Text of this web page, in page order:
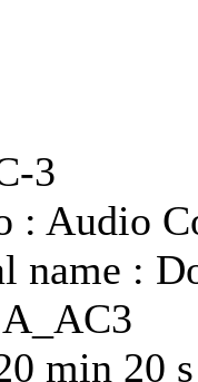
3
: Audio
name :
min 20 s